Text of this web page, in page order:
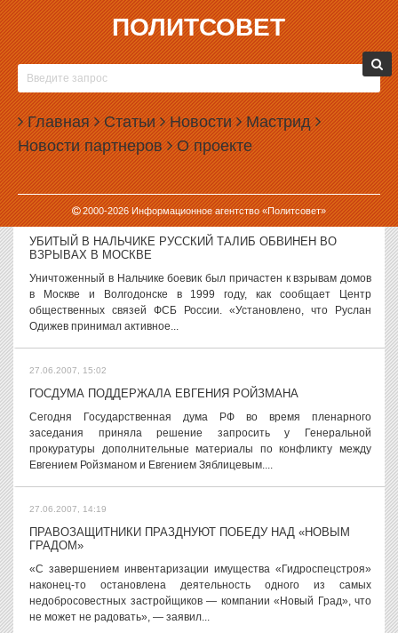
ПОЛИТСОВЕТ
Главная Статьи Новости Мастрид
Новости партнеров О проекте
2000-2026Информационное агентство «Политсовет»
27.06.2007, 16:05
ОРГАНИЗАЦИЯ «ПРАВО НА ЖИЛИЩЕ»: ПРОДАЖА
ИМУЩЕСТВА «НОВОГО ГРАДА» ПОМОЖЕТ ОБМАНУТЫМ
ДОЛЬЩИКАМ ВЕРНУТЬ СВОИ ДЕНЬГИ
Лидеры правозащитных организаций Свердловской области
комментируют информацию о завершении инвентаризации
имущества предприятия «Гидроспецстрой» (генеральный
подрядчик строительной компании «Новый...
27.06.2007, 15:43
УБИТЫЙ В НАЛЬЧИКЕ РУССКИЙ ТАЛИБ ОБВИНЕН ВО
ВЗРЫВАХ В МОСКВЕ
Уничтоженный в Нальчике боевик был причастен к взрывам домов
в Москве и Волгодонске в 1999 году, как сообщает Центр
общественных связей ФСБ России. «Установлено, что Руслан
Одижев принимал активное...
27.06.2007, 15:02
ГОСДУМА ПОДДЕРЖАЛА ЕВГЕНИЯ РОЙЗМАНА
Сегодня Государственная дума РФ во время пленарного
заседания приняла решение запросить у Генеральной
прокуратуры дополнительные материалы по конфликту между
Евгением Ройзманом и Евгением Зяблицевым....
27.06.2007, 14:19
ПРАВОЗАЩИТНИКИ ПРАЗДНУЮТ ПОБЕДУ НАД «НОВЫМ
ГРАДОМ»
«С завершением инвентаризации имущества «Гидроспецстроя»
наконец-то остановлена деятельность одного из самых
недобросовестных застройщиков — компании «Новый Град», что
не может не радовать», — заявил...